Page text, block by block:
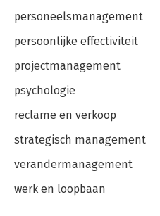
personeelsmanagement
persoonlijke effectiviteit
projectmanagement
psychologie
reclame en verkoop
strategisch management
verandermanagement
werk en loopbaan